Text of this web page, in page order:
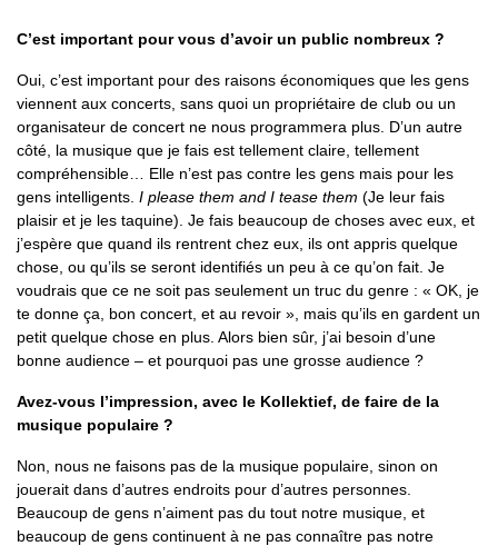
C’est important pour vous d’avoir un public nombreux ?
Oui, c’est important pour des raisons économiques que les gens
viennent aux concerts, sans quoi un propriétaire de club ou un
organisateur de concert ne nous programmera plus. D’un autre
côté, la musique que je fais est tellement claire, tellement
compréhensible… Elle n’est pas contre les gens mais pour les
gens intelligents. I please them and I tease them (Je leur fais
plaisir et je les taquine). Je fais beaucoup de choses avec eux, et
j’espère que quand ils rentrent chez eux, ils ont appris quelque
chose, ou qu’ils se seront identifiés un peu à ce qu’on fait. Je
voudrais que ce ne soit pas seulement un truc du genre : « OK, je
te donne ça, bon concert, et au revoir », mais qu’ils en gardent un
petit quelque chose en plus. Alors bien sûr, j’ai besoin d’une
bonne audience – et pourquoi pas une grosse audience ?
Avez-vous l’impression, avec le Kollektief, de faire de la
musique populaire ?
Non, nous ne faisons pas de la musique populaire, sinon on
jouerait dans d’autres endroits pour d’autres personnes.
Beaucoup de gens n’aiment pas du tout notre musique, et
beaucoup de gens continuent à ne pas connaître pas notre